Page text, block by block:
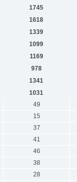
1745
1618
1339
1099
1169
978
1341
1031
49
15
37
41
46
38
28